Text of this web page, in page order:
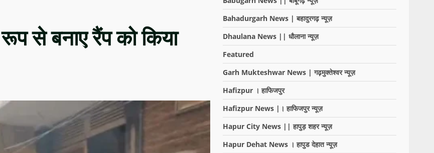
से बनाए रैंप को किया
Bahadurgarh News | बहादुरगढ़ न्यूज़
Dhaulana News || धौलाना न्यूज़
Featured
Garh Mukteshwar News | गढ़मुक्तेश्वर न्यूज़
Hafizpur । हाफिजपुर
Hafizpur News |। हाफिजपुर न्यूज़
Hapur City News || हापुड़ शहर न्यूज़
Hapur Dehat News । हापुड देहात न्यूज़